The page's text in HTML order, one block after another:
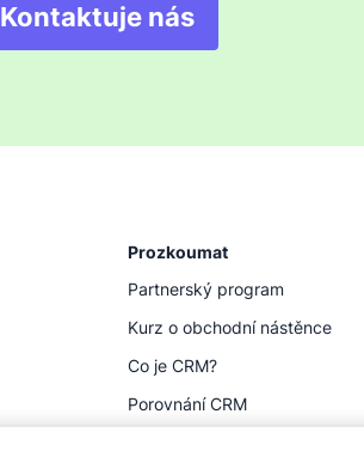
Kontaktuje nás
Prozkoumat
Partnerský program
Kurz o obchodní nástěnce
Co je CRM?
Porovnání CRM